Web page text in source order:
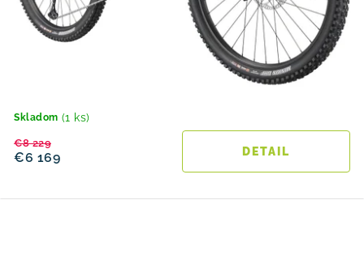
Skladom (1 ks)
€6 169
€8 229
DETAIL